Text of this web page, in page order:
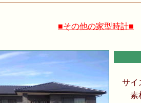
■その他の家型時計■
サイ
素